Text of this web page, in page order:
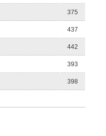
375
437
442
393
398